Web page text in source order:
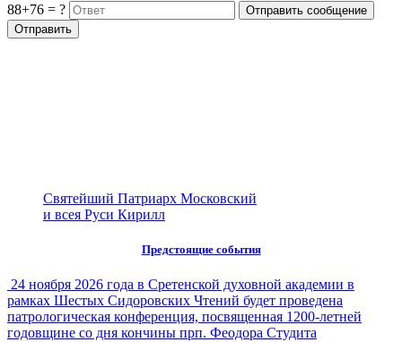
88+76 = ?
Святейший Патриарх Московский
и всея Руси Кирилл
Предстоящие события
24 ноября 2026 года в Сретенской духовной академии в
рамках Шестых Сидоровских Чтений будет проведена
патрологическая конференция, посвященная 1200-летней
годовщине со дня кончины прп. Феодора Студита